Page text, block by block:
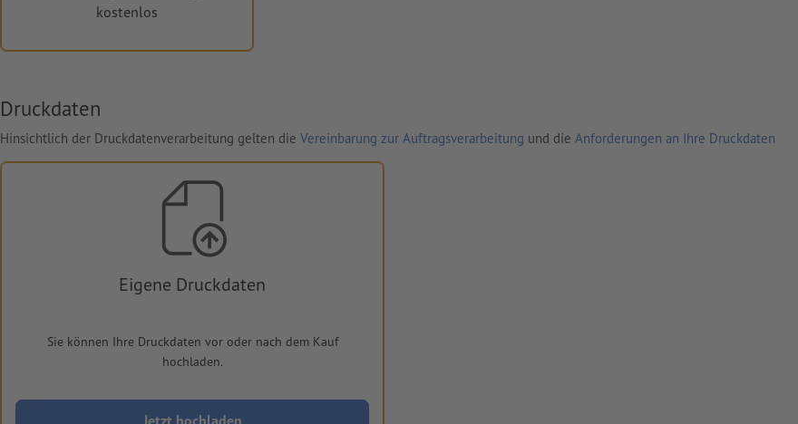
kostenlos
Druckdaten
Hinsichtlich der Druckdatenverarbeitung gelten die Vereinbarung zur Auftragsverarbeitung und die Anforderungen an Ihre Druckdaten
Eigene Druckdaten
Sie können Ihre Druckdaten vor oder nach dem Kauf
hochladen.
Jetzt hochladen